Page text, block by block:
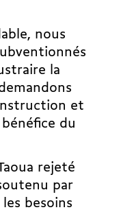
nous
la
et
du
rejeté
par
besoins